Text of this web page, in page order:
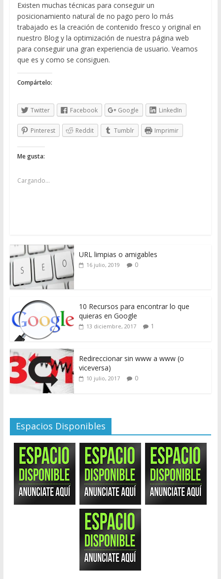
Existen muchas técnicas para conseguir un
posicionamiento natural de no pago pero lo más
trabajado es la creación de contenido fresco y original en
nuestro Blog y la optimización de nuestra página web
para conseguir una gran experiencia de usuario. Veamos
que es y como se consiguen.
Compártelo:
Twitter Facebook Google LinkedIn
Pinterest Reddit Tumblr Imprimir
Me gusta:
Cargando...
URL limpias o amigables
16 julio, 2019 0
10 Recursos para encontrar lo que
quieras en Google
13 diciembre, 2017 1
Redireccionar sin www a www (o
viceversa)
10 julio, 2017 0
Espacios Disponibles